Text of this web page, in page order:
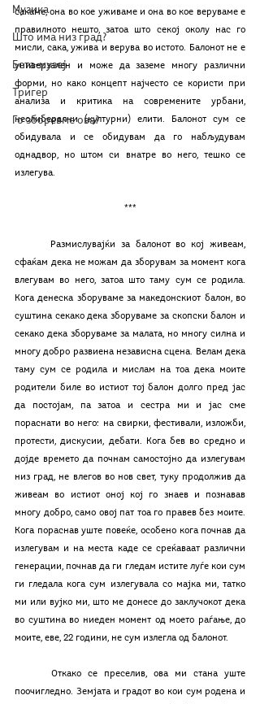
Музика
Што има низ град?
Бета-музеј
Тригер
Го зборевме ова?
сакаме, она во кое уживаме и она во кое веруваме е
правилното нешто, затоа што секој околу нас го
мисли, сака, ужива и верува во истото. Балонот не е
универзален и може да заземе многу различни
форми, но како концепт најчесто се користи при
анализа и критика на современите урбани,
неолиберални (културни) елити. Балонот сум се
обидувала и се обидувам да го набљудувам
однадвор, но штом си внатре во него, тешко се
излегува.
***
сфаќам дека не можам да зборувам за момент кога
влегувам во него, затоа што таму сум се родила.
Кога денеска зборуваме за македонскиот балон, во
суштина секако дека зборуваме за скопски балон и
секако дека зборуваме за малата, но многу силна и
многу добро развиена независна сцена. Велам дека
таму сум се родила и мислам на тоа дека моите
родители биле во истиот тој балон долго пред јас
да постојам, па затоа и сестра ми и јас сме
пораснати во него: на свирки, фестивали, изложби,
протести, дискусии, дебати. Кога бев во средно и
дојде времето да почнам самостојно да излегувам
низ град, не влегов во нов свет, туку продолжив да
живеам во истиот оној кој го знаев и познавав
многу добро, само овој пат тоа го правев без моите.
Кога пораснав уште повеќе, особено кога почнав да
излегувам и на места каде се среќаваат различни
генерации, почнав да ги гледам истите луѓе кои сум
ги гледала кога сум излегувала со мајка ми, татко
ми или вујко ми, што ме донесе до заклучокот дека
во суштина во ниеден момент од моето раѓање, до
моите, еве, 22 години, не сум излегла од балонот.
поочигледно. Земјата и градот во кои сум родена и